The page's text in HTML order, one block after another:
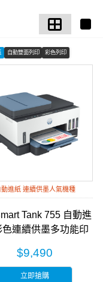
自動雙面列印 彩色列印
動進紙 連續供墨人氣機種
Tank 755 自動進
色連續供墨多功能印
$9,490
立即搶購